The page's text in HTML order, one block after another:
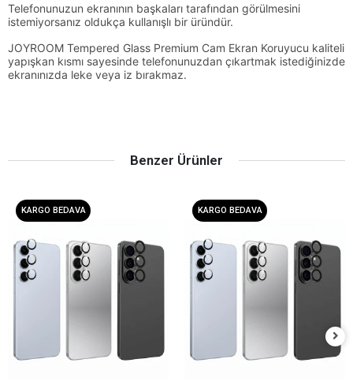
Telefonunuzun ekranının başkaları tarafından görülmesini
istemiyorsanız oldukça kullanışlı bir üründür.
JOYROOM Tempered Glass Premium Cam Ekran Koruyucu kaliteli
yapışkan kısmı sayesinde telefonunuzdan çıkartmak istediğinizde
ekranınızda leke veya iz bırakmaz.
Benzer Ürünler
KARGO BEDAVA KARGO BEDAVA